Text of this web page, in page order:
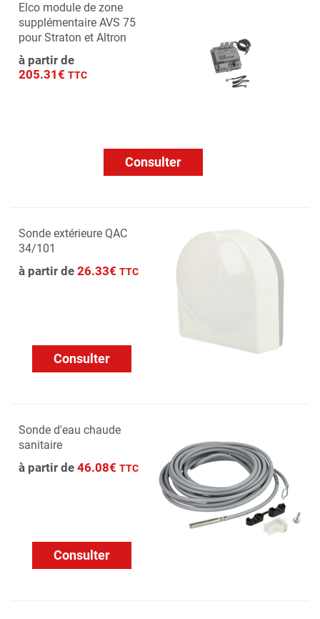
Elco module de zone
supplémentaire AVS 75
pour Straton et Altron
à partir de
205.31€ TTC
Consulter
Sonde extérieure QAC
34/101
à partir de 26.33€ TTC
Consulter
Sonde d'eau chaude
sanitaire
à partir de 46.08€ TTC
Consulter